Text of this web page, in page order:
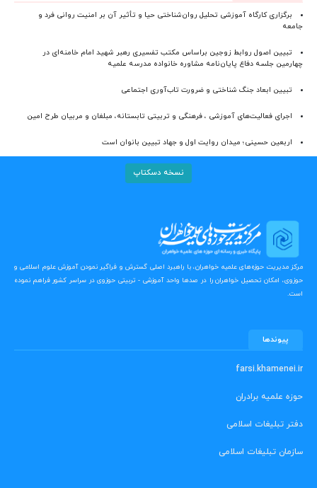
برگزاری کارگاه آموزشی تحلیل روان‌شناختی حیا و تأثیر آن بر امنیت روانی فرد و
جامعه
تبیین اصول روابط زوجین براساس مکتب تفسیری رهبر شهید امام خامنه‌ای در
چهارمین جلسه دفاع پایان‌نامه مشاوره خانواده مدرسه علمیه
تبیین ابعاد جنگ شناختی و ضرورت تاب‌آوری اجتماعی
اجرای فعالیت‌های آموزشی ، فرهنگی و تربیتی تابستانه، مبلغان و مربیان طرح امین
اربعین حسینی؛ میدان روایت اول و جهاد تبیین بانوان است
نسخه دسکتاپ
مرکز مدیریت حوزه‌های علمیه خواهران، با راهبرد اصلی گسترش و فراگیر نمودن آموزش علوم اسلامی و
حوزوی، امکان تحصیل خواهران را در صدها واحد آموزشی - تربیتی حوزوی در سراسر کشور فراهم نموده
است.
پیوندها
farsi.khamenei.ir
حوزه علمیه برادران
دفتر تبلیغات اسلامی
سازمان تبلیغات اسلامی